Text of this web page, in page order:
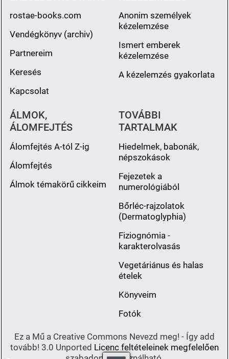
rostae-books.com
Vendégkönyv (archiv)
Partnereim
Keresés
Kapcsolat
Anonim személyek
kézelemzése
Ismert emberek
kézelemzése
A kézelemzés gyakorlata
ÁLMOK,
ÁLOMFEJTÉS
Álomfejtés A-tól Z-ig
Álomfejtés
Álmok témakörű cikkeim
TOVÁBBI
TARTALMAK
Hiedelmek, babonák,
népszokások
Fejezetek a
numerológiából
Bőrléc-rajzolatok
(Dermatoglyphia)
Fiziognómia -
karakterolvasás
Vegetáriánus és halas
ételek
Könyveim
Fotók
Ez a Mű a Creative Commons Nevezd meg! - Így add
tovább! 3.0 Unported Licenc feltételeinek megfelelően